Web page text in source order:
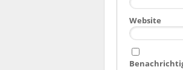
Website